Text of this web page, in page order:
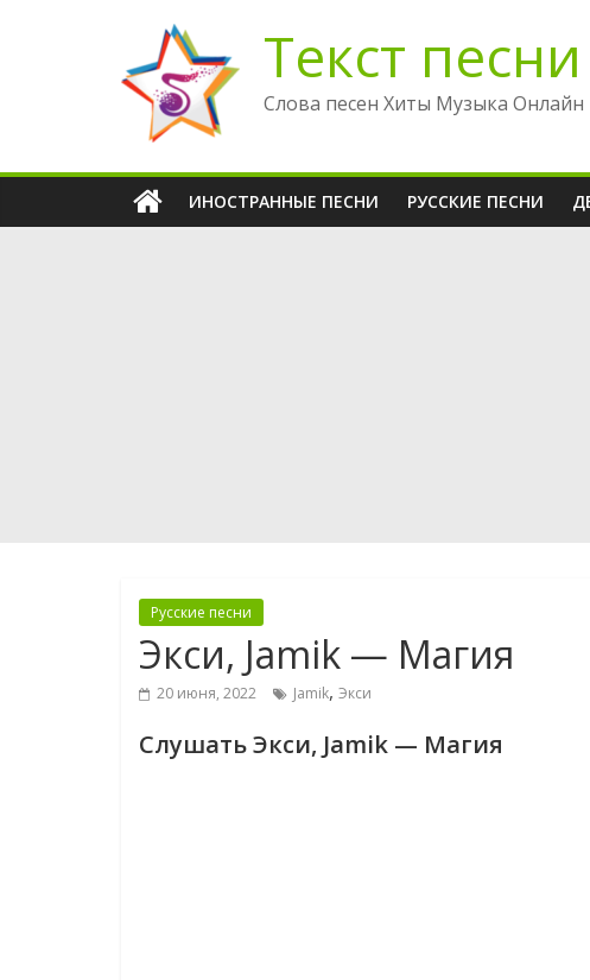
содержимому
Текст песни
Слова песен Хиты Музыка Онлайн
ИНОСТРАННЫЕ ПЕСНИ РУССКИЕ ПЕСНИ
Русские песни
Экси, Jamik — Магия
20 июня, 2022 Jamik, Экси
Слушать Экси, Jamik — Магия